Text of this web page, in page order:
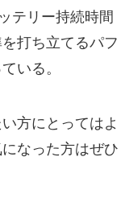
テリー持続時間
打ち立てるパフ
いる。
方にとってはよ
なった方はぜひ